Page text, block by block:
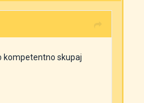
kompetentno skupaj